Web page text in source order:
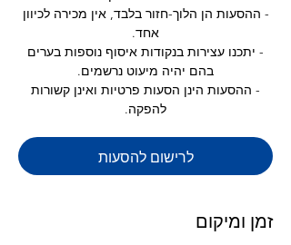
- ההסעות הן הלוך-חזור בלבד, אין מכירה לכיוון
- יתכנו עצירות בנקודות איסוף נוספות בערים
- ההסעות הינן הסעות פרטיות ואינן קשורות
להפקה.
לרישום להסעות
זמן ומיקום